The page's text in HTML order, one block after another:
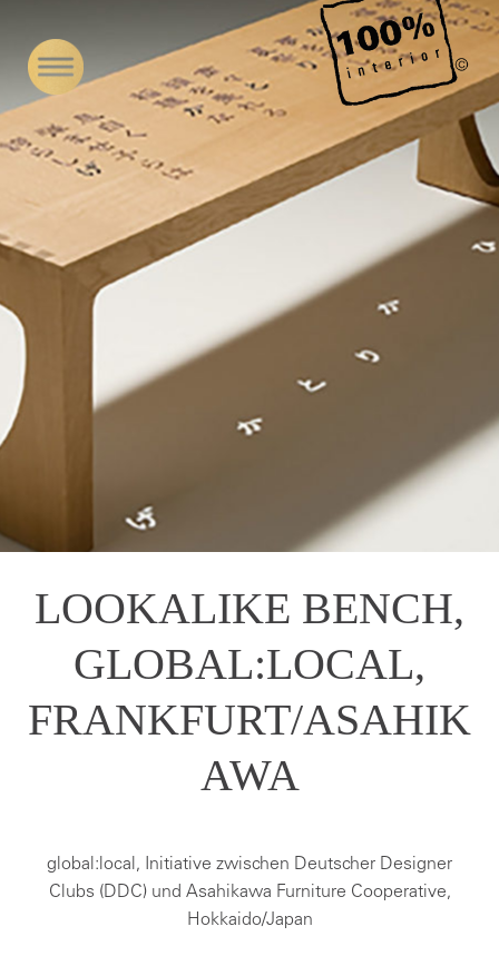
LOOKALIKE BENCH,
GLOBAL:LOCAL,
FRANKFURT/ASAHIK
AWA
global:local, Initiative zwischen Deutscher Designer
Clubs (DDC) und Asahikawa Furniture Cooperative,
Hokkaido/Japan